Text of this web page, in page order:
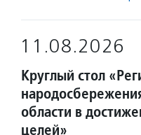
11.08.2026
Круглый стол
области в
целей»